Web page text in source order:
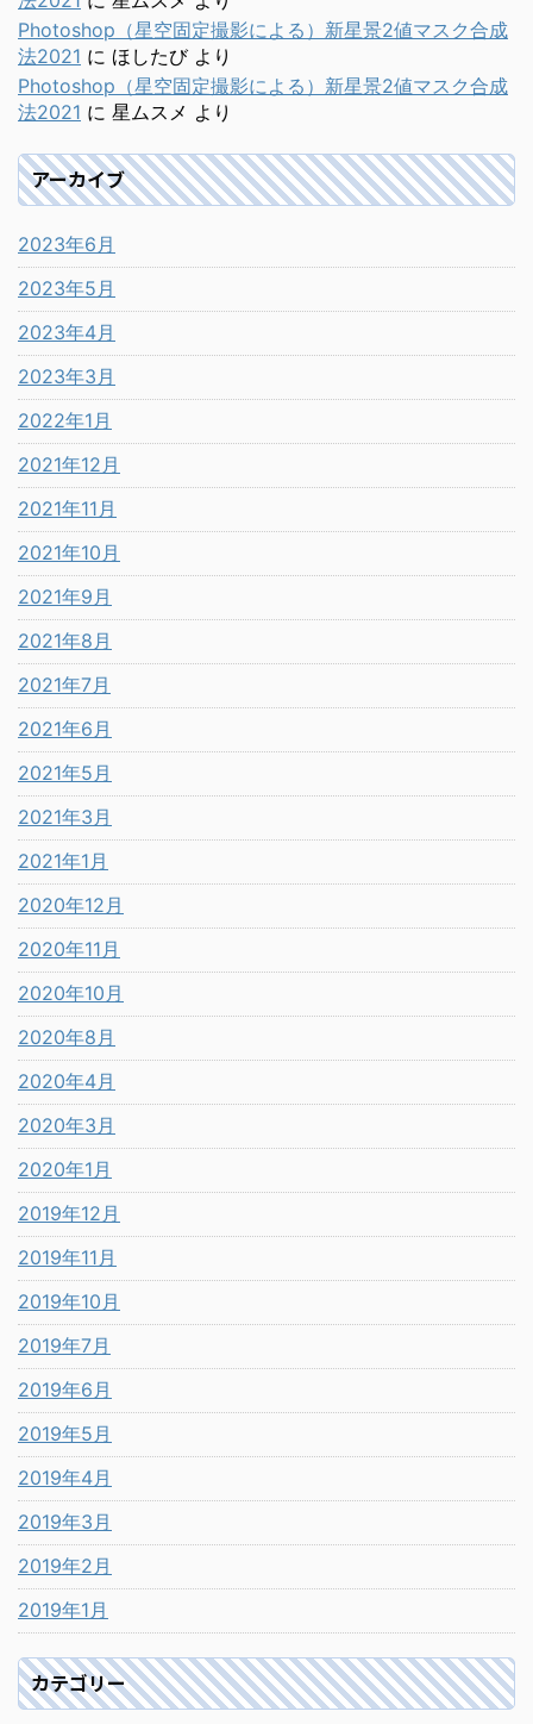
Photoshop（星空固定撮影による）新星景2値マスク合成
法2021 に ほしたびより
Photoshop（星空固定撮影による）新星景2値マスク合成
法2021 に 星ムスメ より
アーカイブ
2023年6月
2023年5月
2023年4月
2023年3月
2022年1月
2021年12月
2021年11月
2021年10月
2021年9月
2021年8月
2021年7月
2021年6月
2021年5月
2021年3月
2021年1月
2020年12月
2020年11月
2020年10月
2020年8月
2020年4月
2020年3月
2020年1月
2019年12月
2019年11月
2019年10月
2019年7月
2019年6月
2019年5月
2019年4月
2019年3月
2019年2月
2019年1月
カテゴリー